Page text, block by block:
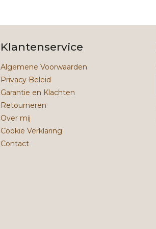
Klantenservice
Algemene Voorwaarden
Privacy Beleid
Garantie en Klachten
Retourneren
Over mij
Cookie Verklaring
Contact